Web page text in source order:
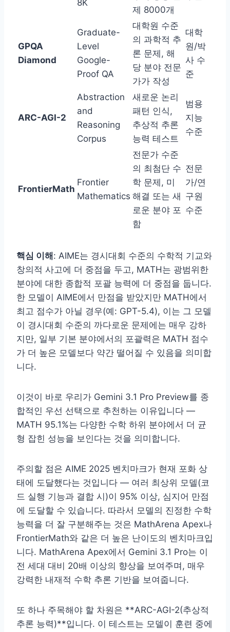
8K
제 8000개
GPQA
Diamond
Graduate-
Level
Google-
Proof QA
대학원 수준
의 과학적 추
론 문제, 해
당 분야 전문
가가 작성
대학
원/박
사 수
준
ARC-AGI-2
Abstraction
and
Reasoning
Corpus
새로운 논리
패턴 인식,
추상적 추론
능력 테스트
범용
지능
수준
FrontierMath
Frontier
Mathematics
전문가 수준
의 최첨단 수
학 문제, 미
해결 또는 새
로운 분야 포
함
전문
가/연
구원
수준
핵심 이해 : AIME는 경시대회 수준의 수학적 기교와
창의적 사고에 더 중점을 두고, MATH는 광범위한
분야에 대한 종합적 포괄 능력에 더 중점을 둡니다.
한 모델이 AIME에서 만점을 받았지만 MATH에서
최고 점수가 아닐 경우(예: GPT-5.4), 이는 그 모델
이 경시대회 수준의 까다로운 문제에는 매우 강하
지만, 일부 기본 분야에서의 포괄력은 MATH 점수
가 더 높은 모델보다 약간 떨어질 수 있음을 의미합
니다.
이것이 바로 우리가 Gemini 3.1 Pro Preview를 종
합적인 우선 선택으로 추천하는 이유입니다 —
MATH 95.1%는 다양한 수학 하위 분야에서 더 균
형 잡힌 성능을 보인다는 것을 의미합니다.
주의할 점은 AIME 2025 벤치마크가 현재 포화 상
태에 도달했다는 것입니다 — 여러 최상위 모델(코
드 실행 기능과 결합 시)이 95% 이상, 심지어 만점
에 도달할 수 있습니다. 따라서 모델의 진정한 수학
능력을 더 잘 구분해주는 것은 MathArena Apex나
FrontierMath와 같은 더 높은 난이도의 벤치마크입
니다. MathArena Apex에서 Gemini 3.1 Pro는 이
전 세대 대비 20배 이상의 향상을 보여주며, 매우
강력한 내재적 수학 추론 기반을 보여줍니다.
또 하나 주목해야 할 차원은 **ARC-AGI-2(추상적
추론 능력)**입니다. 이 테스트는 모델이 훈련 중에